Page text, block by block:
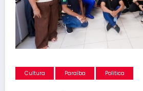
Cultura Paraíba Politica